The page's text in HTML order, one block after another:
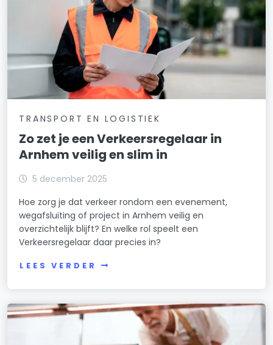
TRANSPORT EN LOGISTIEK
Zo zet je een Verkeersregelaar in
Arnhem veilig en slim in
5 december 2025
Hoe zorg je dat verkeer rondom een evenement,
wegafsluiting of project in Arnhem veilig en
overzichtelijk blijft? En welke rol speelt een
Verkeersregelaar daar precies in?
LEES VERDER